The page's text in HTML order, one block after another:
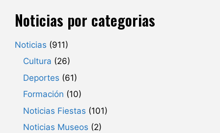
Noticias por categorias
Noticias (911)
Cultura (26)
Deportes (61)
Formación (10)
Noticias Fiestas (101)
Noticias Museos (2)